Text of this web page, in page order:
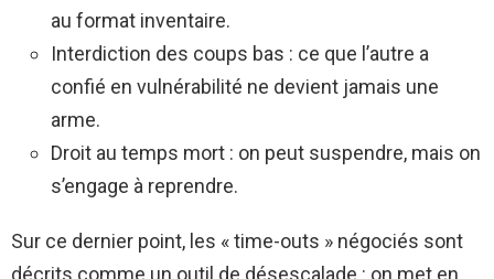
au format inventaire.
Interdiction des coups bas : ce que l’autre a
confié en vulnérabilité ne devient jamais une
arme.
Droit au temps mort : on peut suspendre, mais on
s’engage à reprendre.
Sur ce dernier point, les « time-outs » négociés sont
décrits comme un outil de désescalade : on met en